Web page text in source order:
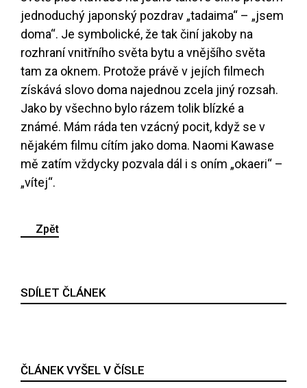
jednoduchý japonský pozdrav „tadaima“ – „jsem
doma“. Je symbolické, že tak činí jakoby na
rozhraní vnitřního světa bytu a vnějšího světa
tam za oknem. Protože právě v jejích filmech
získává slovo doma najednou zcela jiný rozsah.
Jako by všechno bylo rázem tolik blízké a
známé. Mám ráda ten vzácný pocit, když se v
nějakém filmu cítím jako doma. Naomi Kawase
mě zatím vždycky pozvala dál i s oním „okaeri“ –
„vítej“.
Zpět
SDÍLET ČLÁNEK
ČLÁNEK VYŠEL V ČÍSLE